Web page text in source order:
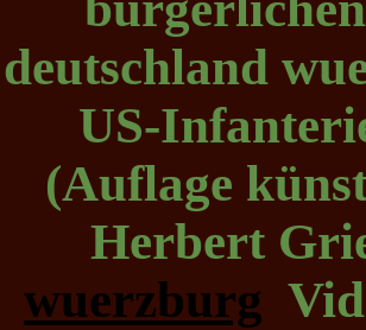
deutschland
US-
(Auflage
Herbert
wuerzburg